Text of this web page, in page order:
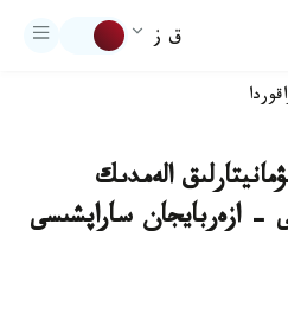
ق ز
اقوردا
الەمدىك
- ازەربايجان ساراپشىسى